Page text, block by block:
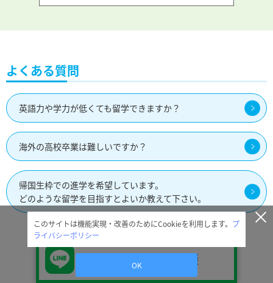
よくある質問
英語力や学力が低くても留学できますか？
海外の高校卒業は難しいですか？
帰国生枠での進学を希望しています。
どのような留学を目指すとよいか教えて下さい。
詳しくはこちら
LINEで無料相談
このサイトは機能実現・改善のためにCookieを利用します。 プ
ライバシーポリシー
OK